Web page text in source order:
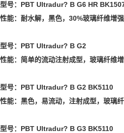
型号：PBT Ultradur? B G6 HR
性能：耐水解，黑色，30%玻璃纤维增
型号：PBT Ultradur? B G2
性能：简单的流动注射成型，玻璃纤维
型号：PBT Ultradur? B G2 BK5110
性能：黑色，易流动，注射成型，玻璃
型号：PBT Ultradur? B G3 BK5110